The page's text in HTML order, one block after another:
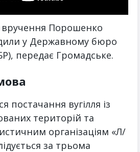
Порошенко
у Державному бюро
передає Громадське.
постачання вугілля із
територій та
організаціям «Л/
за трьома